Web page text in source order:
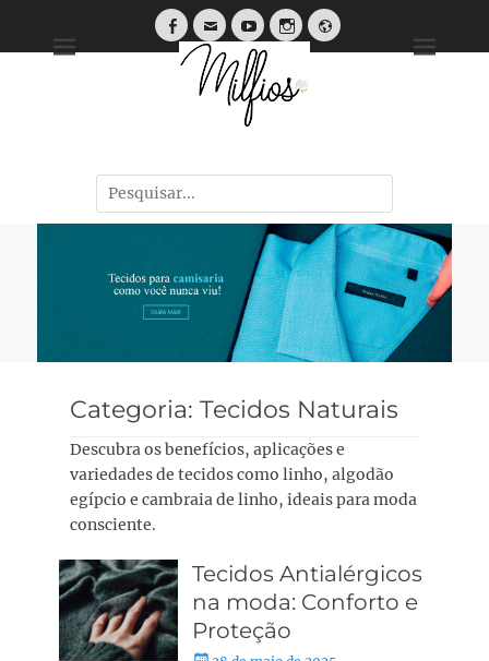
Tendências, Dicas e Guias de Tecidos
Categoria: Tecidos Naturais
Descubra os benefícios, aplicações e
variedades de tecidos como linho, algodão
egípcio e cambraia de linho, ideais para moda
consciente.
Tecidos Antialérgicos
na moda: Conforto e
Proteção